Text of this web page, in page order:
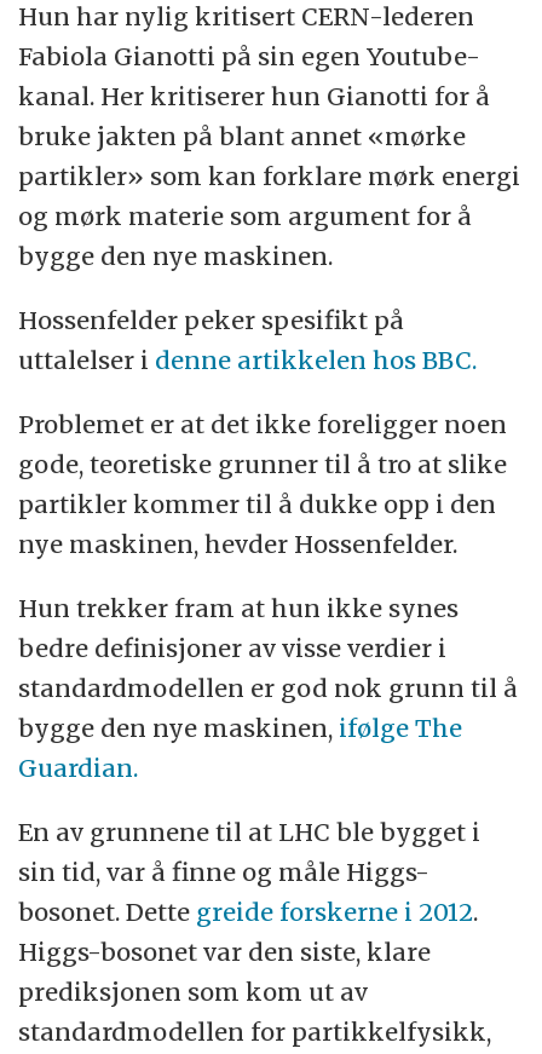
Hun har nylig kritisert CERN-lederen
Fabiola Gianotti på sin egen Youtube-
kanal. Her kritiserer hun Gianotti for å
bruke jakten på blant annet «mørke
partikler» som kan forklare mørk energi
og mørk materie som argument for å
bygge den nye maskinen.
Hossenfelder peker spesifikt på
uttalelser i denne artikkelen hos BBC.
Problemet er at det ikke foreligger noen
gode, teoretiske grunner til å tro at slike
partikler kommer til å dukke opp i den
nye maskinen, hevder Hossenfelder.
Hun trekker fram at hun ikke synes
bedre definisjoner av visse verdier i
standardmodellen er god nok grunn til å
bygge den nye maskinen, ifølge The
Guardian.
En av grunnene til at LHC ble bygget i
sin tid, var å finne og måle Higgs-
bosonet. Dette greide forskerne i 2012.
Higgs-bosonet var den siste, klare
prediksjonen som kom ut av
standardmodellen for partikkelfysikk,